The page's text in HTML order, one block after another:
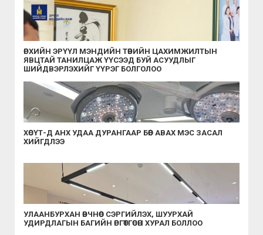
ӨРХИЙН ЭРҮҮЛ МЭНДИЙН ТӨВИЙН ЦАХИМЖИЛТЫН
ЯВЦТАЙ ТАНИЛЦАЖ ҮҮСЭЭД БУЙ АСУУДЛЫГ
ШИЙДВЭРЛЭХИЙГ ҮҮРЭГ БОЛГОЛОО
ХӨСҮТ-Д АНХ УДАА ДУРАНГААР БӨӨР АВАХ МЭС ЗАСАЛ
ХИЙГДЛЭЭ
УЛААНБУРХАН ӨВЧНӨӨС СЭРГИЙЛЭХ, ШУУРХАЙ
УДИРДЛАГЫН БАГИЙН ӨРГӨТГӨСӨН ХУРАЛ БОЛЛОО